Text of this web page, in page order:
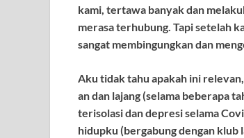
kami, tertawa banyak dan
merasaterhubung. Tapi setelah
sangat membingungkandan
Aku tidak tahu apakah ini
andan lajang (selama beberapa
terisolasi dan depresi selama
hidupku (bergabung dengan klub